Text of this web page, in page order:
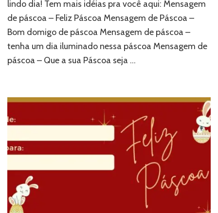
lindo dia! Tem mais idéias pra você aqui: Mensagem
de páscoa – Feliz Páscoa Mensagem de Páscoa –
Bom domigo de páscoa Mensagem de páscoa –
tenha um dia iluminado nessa páscoa Mensagem de
páscoa – Que a sua Páscoa seja …